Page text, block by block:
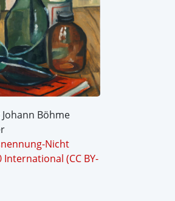
Böhme
Nicht
(CC BY-